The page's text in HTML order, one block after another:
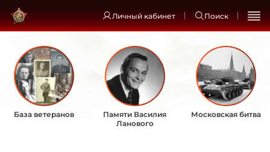
Личный кабинет Поиск
База ветеранов
Памяти Василия
Ланового
Московская битва